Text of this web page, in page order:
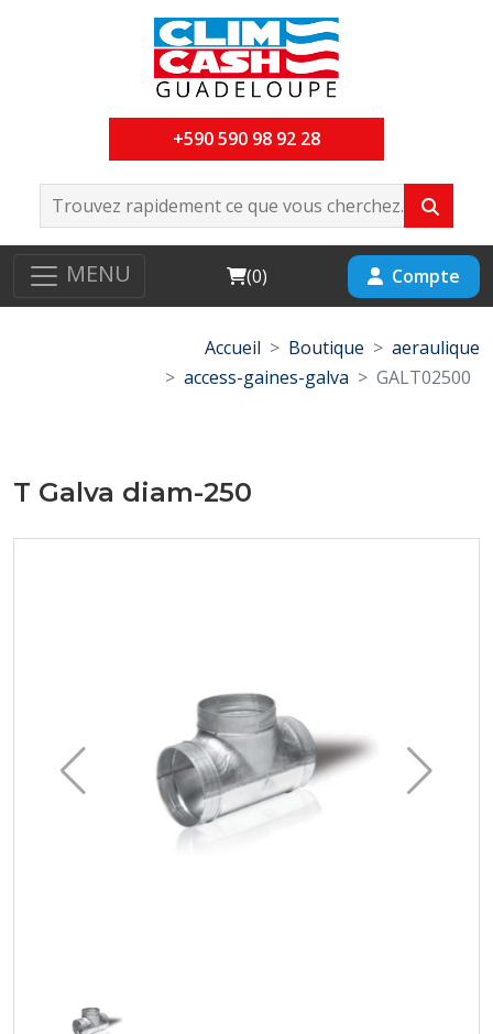
+590 590 98 92 28
MENU Cart
(0) Compte
Accueil Boutique
aeraulique
access-gaines-galva
GALT02500
T Galva diam-250